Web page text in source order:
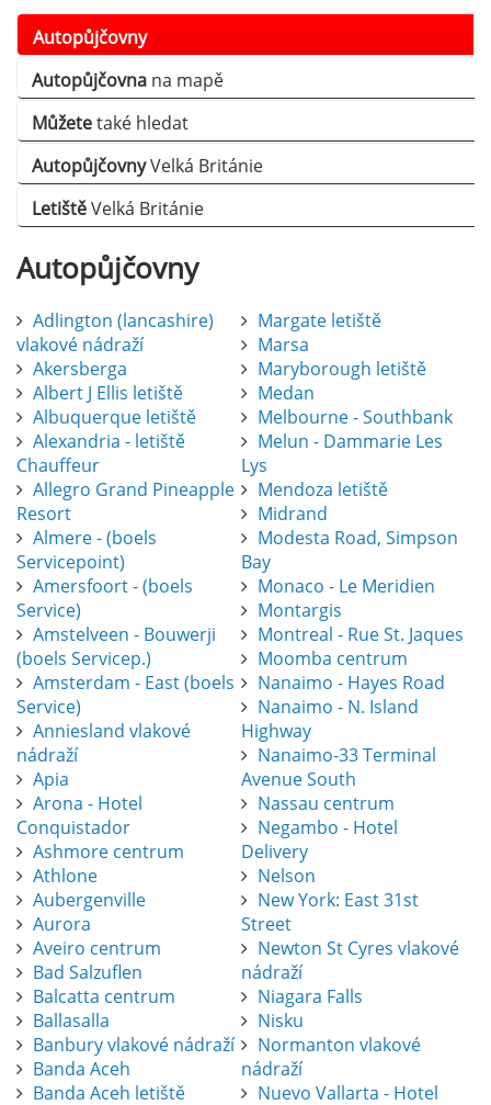
Autopůjčovny
Autopůjčovna na mapě
Můžetetaké hledat
AutopůjčovnyVelká Británie
LetištěVelká Británie
Autopůjčovny
Adlington (lancashire)
vlakové nádraží
Akersberga
Albert J Ellis letiště
Albuquerque letiště
Alexandria - letiště
Chauffeur
Allegro Grand Pineapple
Resort
Almere - (boels
Servicepoint)
Amersfoort - (boels
Service)
Amstelveen - Bouwerji
(boels Servicep.)
Amsterdam - East (boels
Service)
Anniesland vlakové
nádraží
Apia
Arona - Hotel
Conquistador
Ashmore centrum
Athlone
Aubergenville
Aurora
Aveiro centrum
Bad Salzuflen
Balcatta centrum
Ballasalla
Banbury vlakové nádraží
Banda Aceh
Banda Aceh letiště
Margate letiště
Marsa
Maryborough letiště
Medan
Melbourne - Southbank
Melun - Dammarie Les
Lys
Mendoza letiště
Midrand
Modesta Road, Simpson
Bay
Monaco - Le Meridien
Montargis
Montreal - Rue St. Jaques
Moomba centrum
Nanaimo - Hayes Road
Nanaimo - N. Island
Highway
Nanaimo-33 Terminal
Avenue South
Nassau centrum
Negambo - Hotel
Delivery
Nelson
New York: East 31st
Street
Newton St Cyres vlakové
nádraží
Niagara Falls
Nisku
Normanton vlakové
nádraží
Nuevo Vallarta - Hotel